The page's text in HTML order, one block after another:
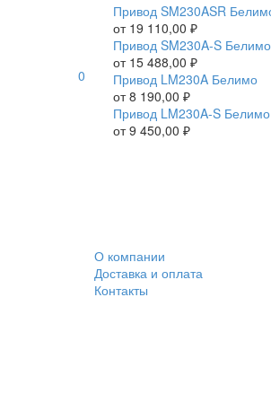
0
Привод SM230ASR
от 19 110,00 ₽
Привод SM230A-S Белимо
от 15 488,00 ₽
Привод LM230A Белимо
от8 190,00 ₽
Привод LM230A-S Белимо
от9 450,00 ₽
О компании
Доставка и оплата
Контакты